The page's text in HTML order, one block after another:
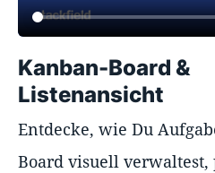
Kanban-Board &
Listenansicht
Entdecke, wie Du
Board visuell verwaltest,